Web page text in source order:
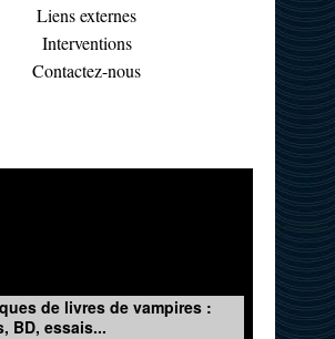
Liens externes
Interventions
Contactez-nous
de livres de vampires :
BD, essais...